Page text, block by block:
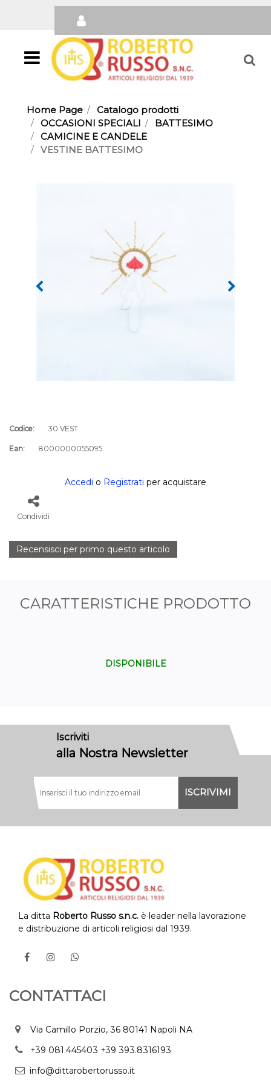
Open
Home Page
Catalogo prodotti
OCCASIONI SPECIALI
BATTESIMO
CAMICINE E CANDELE
VESTINE BATTESIMO
Codice: 30.VEST
Ean: 8000000055095
Accedi o Registrati per acquistare
Condividi
Recensisci per primo questo articolo
CARATTERISTICHE PRODOTTO
DISPONIBILE
Iscriviti
alla Nostra Newsletter
La ditta Roberto Russo s.n.c. è leader nella lavorazione
e distribuzione di articoli religiosi dal 1939.
CONTATTACI
Via Camillo Porzio, 36 80141 Napoli NA
+39 081.445403 +39 393.8316193
info@dittarobertorusso.it